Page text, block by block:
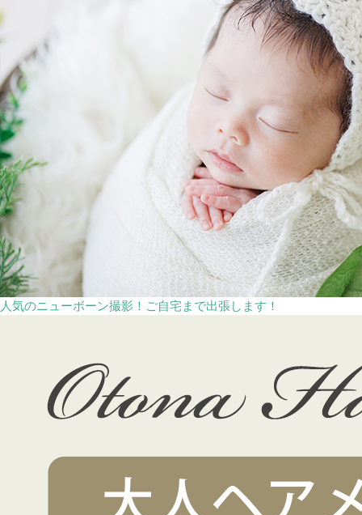
人気のニューボーン撮影！ご自宅まで出張します！